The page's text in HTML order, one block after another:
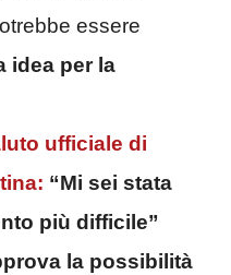
essere
idea per la
ufficiale di
“Mi sei stata
più difficile”
la possibilità